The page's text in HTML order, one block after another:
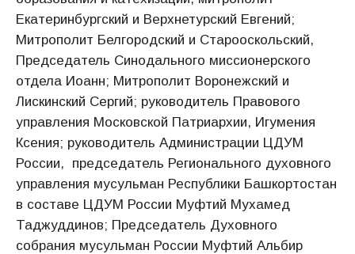
Екатеринбургский и Верхнетурский Евгений;
Митрополит Белгородский и Старооскольский,
Председатель Синодального миссионерского
отдела Иоанн; Митрополит Воронежский и
Лискинский Сергий; руководитель Правового
управления Московской Патриархии, Игумения
Ксения; руководитель Администрации ЦДУМ
России, председатель Регионального духовного
управления мусульман Республики Башкортостан
в составе ЦДУМ России Муфтий Мухамед
Таджуддинов; Председатель Духовного
собрания мусульман России Муфтий Альбир